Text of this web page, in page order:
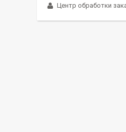
Центр обработки